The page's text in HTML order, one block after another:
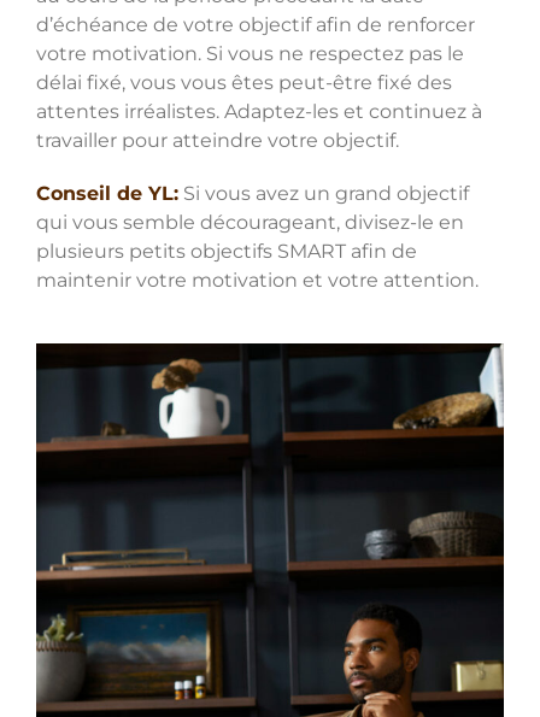
d’échéance de votre objectif afin de renforcer
votre motivation. Si vous ne respectez pas le
délai fixé, vous vous êtes peut-être fixé des
attentes irréalistes. Adaptez-les et continuez à
travailler pour atteindre votre objectif.
Conseil de YL: Si vous avez un grand objectif
qui vous semble décourageant, divisez-le en
plusieurs petits objectifs SMART afin de
maintenir votre motivation et votre attention.